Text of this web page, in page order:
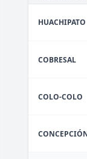
HUACHIPATO
COBRESAL
COLO-COLO